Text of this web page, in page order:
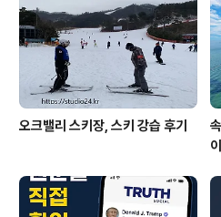
제입니다. 구입 가격은 2개 16,900원 :
어야 하나?건강하고 활동적인 삶을 원하는 분
관심 많으신 분건강관리가 필..
오크밸리 스키장, 스키 강습 후기